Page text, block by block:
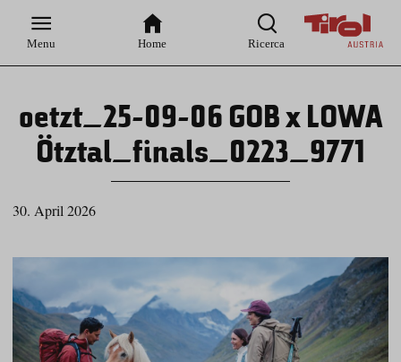
Hauptnavigation
Inhaltsbereich
Menu Home Ricerca
oetzt_25-09-06 GOB x LOWA
Ötztal_finals_0223_9771
30. April 2026